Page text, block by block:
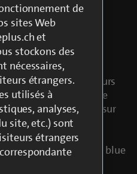
pour ta
dans un délai de 2 jours
sur cette offre
à ta disposition sur
.
à te divertir avec blue
de
sites Web
et
stockons des
nécessaires,
étrangers.
utilisés à
analyses,
site, etc.) sont
étrangers